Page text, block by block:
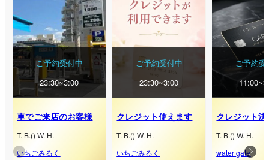
ご予約受付中
23:30~3:00
車でご来店のお客様
T. B.() W. H.
いちごみるく
ご予約受付中
23:30~3:00
クレジット使えます
T. B.() W. H.
いちごみるく
ご予約受
T. B.() W. H.
water gate